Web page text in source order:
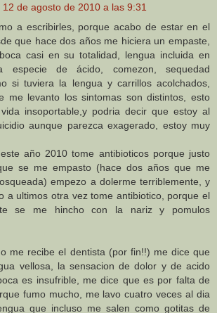
12 de agosto de 2010 a las 9:31
a escribirles, porque acabo de estar en el
que hace dos años me hiciera un empaste,
casi en su totalidad, lengua incluida en
especie de ácido, comezon, sequedad
si tuviera la lengua y carrillos acolchados,
me levanto los sintomas son distintos, esto
insoportable,y podria decir que estoy al
aunque parezca exagerado, estoy muy
año 2010 tome antibioticos porque justo
se me empasto (hace dos años que me
empezo a dolerme terriblemente, y
a ultimos otra vez tome antibiotico, porque el
se me hincho con la nariz y pomulos
me recibe el dentista (por fin!!) me dice que
vellosa, la sensacion de dolor y de acido
es insufrible, me dice que es por falta de
fumo mucho, me lavo cuatro veces al dia
que incluso me salen como gotitas de